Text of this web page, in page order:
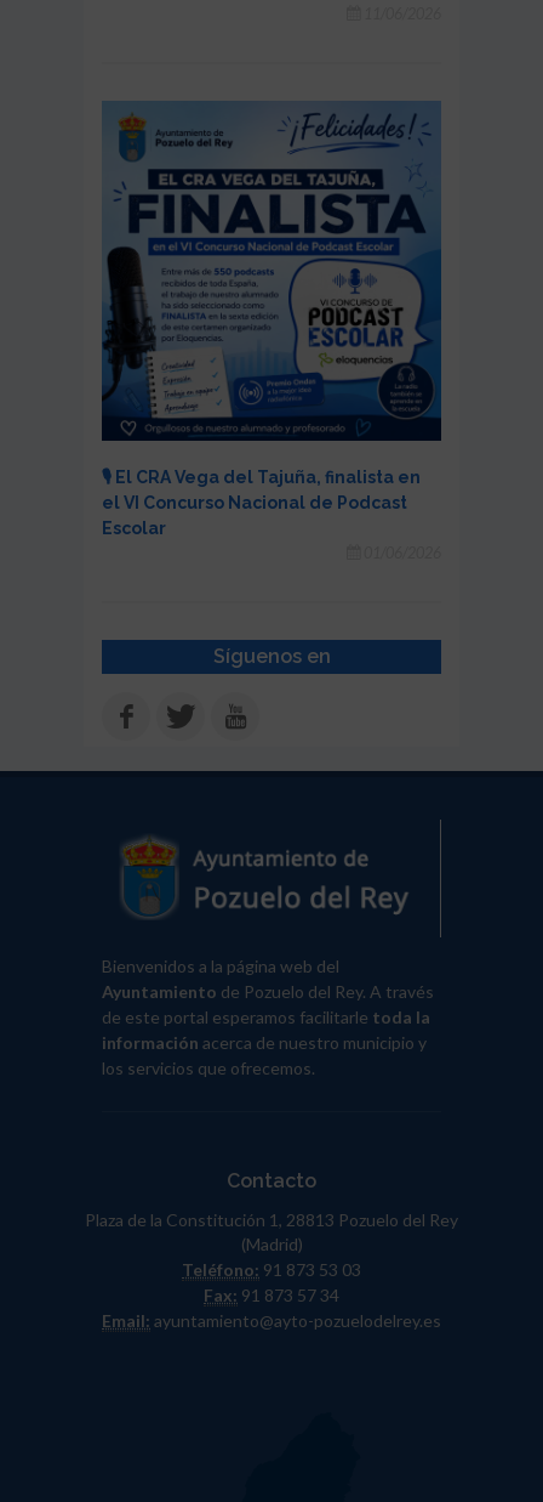
🎙️ El CRA Vega del Tajuña, finalista en
el VI Concurso Nacional de Podcast
Escolar
Síguenos en
Bienvenidos a la página web del
Ayuntamiento de Pozuelo del Rey. A través
de este portal esperamos facilitarle toda la
información acerca de nuestro municipio y
los servicios que ofrecemos.
Contacto
Plaza de la Constitución 1, 28813 Pozuelo del Rey
(Madrid)
Teléfono: 91 873 53 03
Fax: 91 873 57 34
Email: ayuntamiento@ayto-pozuelodelrey.es